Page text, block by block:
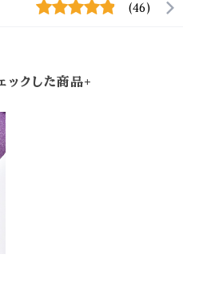
(46)
ックした商品+